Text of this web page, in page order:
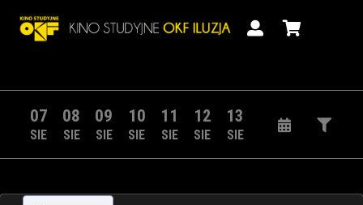
07
SIE
08
SIE
09
SIE
10
SIE
11
SIE
12
SIE
13
SIE